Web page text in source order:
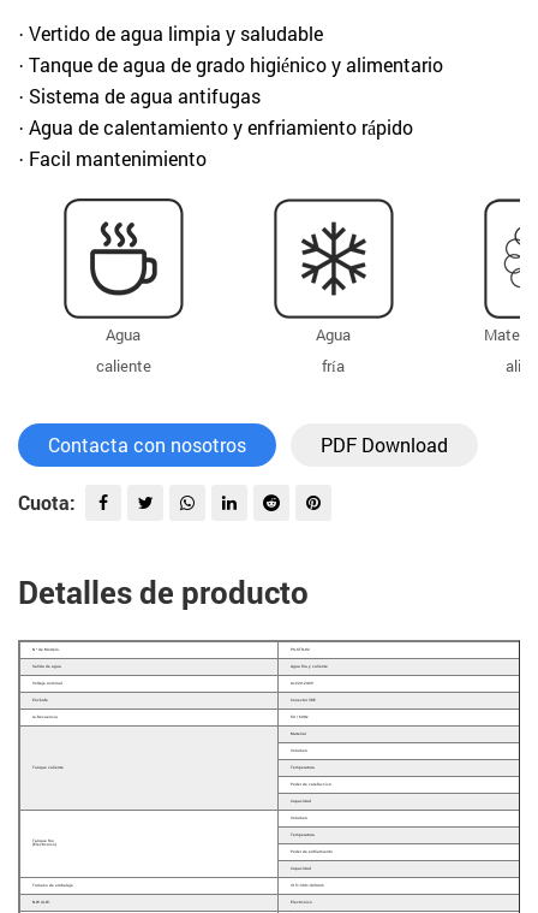
· Vertido de agua limpia y saludable
· Tanque de agua de grado higiénico y alimentario
· Sistema de agua antifugas
· Agua de calentamiento y enfriamiento rápido
· Facil mantenimiento
Agua
caliente
Agua
fría
Contacta con nosotros PDF Download
Cuota:
Detalles de producto
N º de Modelo. PS-STR-82
Salida de agua Agua fría y caliente
Voltaje nominal Ac220-240V
Enchufe Conector VDE
re-frecuencia 50 / 60Hz
Tanque caliente
Material
Volumen
Temperatura
Poder de calefacción
Capacidad
Tanque frio
(Electrónico)
Volumen
Temperatura
Poder de enfriamiento
Capacidad
Tamaño de embalaje 315×300×420mm
N.W./G.W. Electrónico